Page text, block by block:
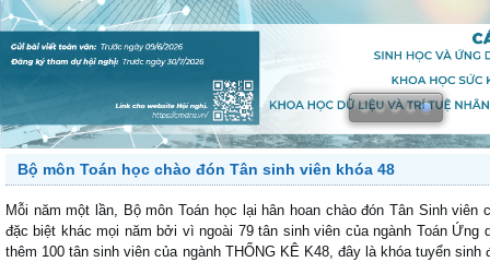
Bộ môn Toán học chào đón Tân sinh viên khóa 48
Mỗi năm một lần, Bộ môn Toán học lại hân hoan chào đón Tân Sinh viên
đặc biệt khác mọi năm bởi vì ngoài 79 tân sinh viên của ngành Toán Ứng
thêm 100 tân sinh viên của ngành THỐNG KÊ K48, đây là khóa tuyển